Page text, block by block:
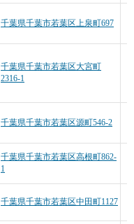
千葉県千葉市若葉区上泉町697
千葉県千葉市若葉区大宮町
2316-1
千葉県千葉市若葉区源町546-2
千葉県千葉市若葉区高根町862-
1
千葉県千葉市若葉区中田町1127